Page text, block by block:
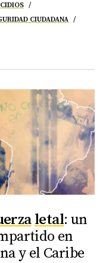
CIUDADANA
letal: un
en
y el Caribe